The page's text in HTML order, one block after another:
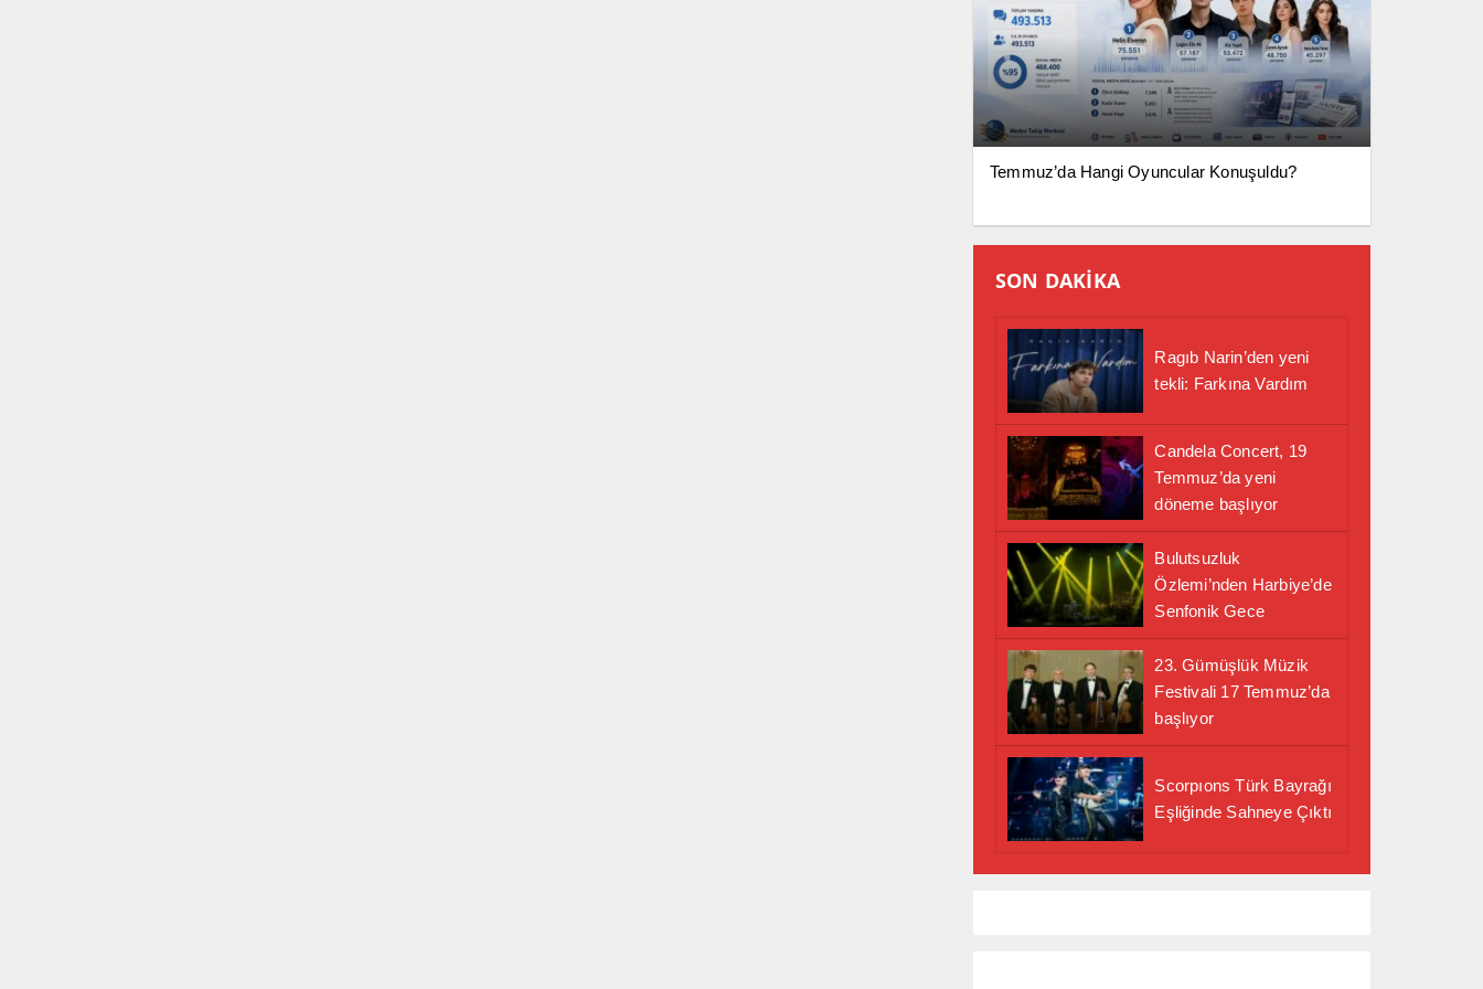
Temmuz’da Hangi Oyuncular Konuşuldu?
SON DAKİKA
Ragıb Narin’den yeni
tekli: Farkına Vardım
Candela Concert, 19
Temmuz’da yeni
döneme başlıyor
Bulutsuzluk
Özlemi’nden Harbiye’de
Senfonik Gece
23. Gümüşlük Müzik
Festivali 17 Temmuz’da
başlıyor
Scorpıons Türk Bayrağı
Eşliğinde Sahneye Çıktı